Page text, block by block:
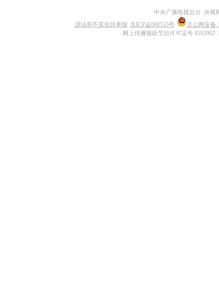
中央广播电视总台 央视
违法和不良信息举报 京ICP证060535号
京公网安备
网上传播视听节目许可证号 0102002